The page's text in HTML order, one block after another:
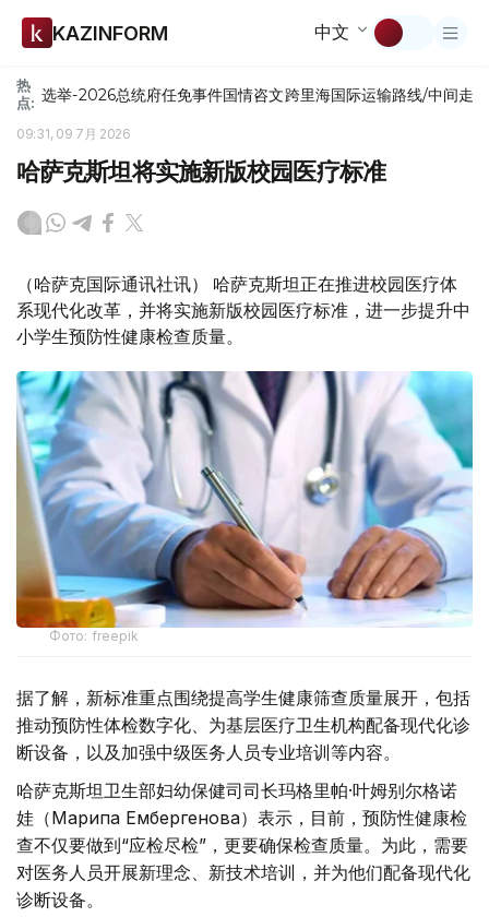
KAZINFORM 中文
热
点: 选举-2026总统府任免事件国情咨文跨里海国际运输路线/中间走廊
09:31, 09 7月 2026
哈萨克斯坦将实施新版校园医疗标准
（哈萨克国际通讯社讯） 哈萨克斯坦正在推进校园医疗体
系现代化改革，并将实施新版校园医疗标准，进一步提升中
小学生预防性健康检查质量。
Фото: freepik
据了解，新标准重点围绕提高学生健康筛查质量展开，包括
推动预防性体检数字化、为基层医疗卫生机构配备现代化诊
断设备，以及加强中级医务人员专业培训等内容。
哈萨克斯坦卫生部妇幼保健司司长玛格里帕·叶姆别尔格诺
娃（Мағрипа Ембергенова）表示，目前，预防性健康检
查不仅要做到“应检尽检”，更要确保检查质量。为此，需要
对医务人员开展新理念、新技术培训，并为他们配备现代化
诊断设备。